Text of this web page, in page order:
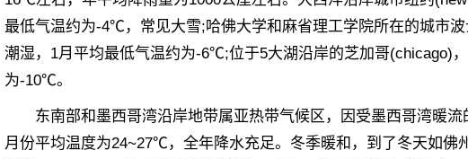
最低气温约为-4℃，常见大雪;哈佛大学和麻省理工学院所在的城市
潮湿，1月平均最低气温约为-6℃;位于5大湖沿岸的芝加哥(chicago)
为-10℃。
东南部和墨西哥湾沿岸地带属亚热带气候区，因受墨西哥湾暖流
月份平均温度为24~27℃，全年降水充足。冬季暖和，到了冬天如佛